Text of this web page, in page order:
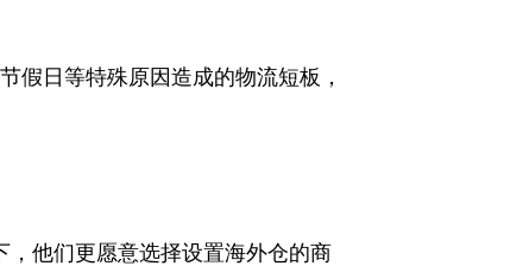
假日等特殊原因造成的物流短板，
他们更愿意选择设置海外仓的商